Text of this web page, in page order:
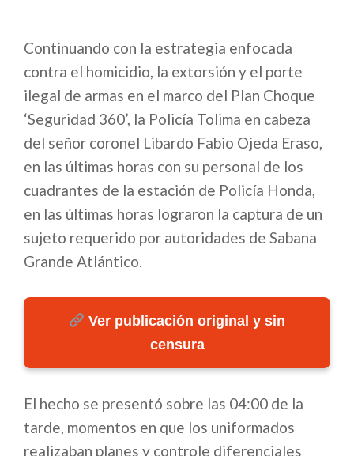
Continuando con la estrategia enfocada
contra el homicidio, la extorsión y el porte
ilegal de armas en el marco del Plan Choque
‘Seguridad 360’, la Policía Tolima en cabeza
del señor coronel Libardo Fabio Ojeda Eraso,
en las últimas horas con su personal de los
cuadrantes de la estación de Policía Honda,
en las últimas horas lograron la captura de un
sujeto requerido por autoridades de Sabana
Grande Atlántico.
Ver publicación original y sin
censura
El hecho se presentó sobre las 04:00 de la
tarde, momentos en que los uniformados
realizaban planes y controle diferenciales